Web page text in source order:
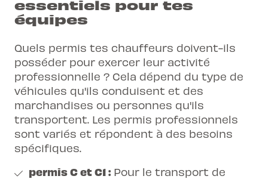
essentiels pour tes
équipes
Quels permis tes chauffeurs doivent-ils
posséder pour exercer leur activité
professionnelle ? Cela dépend du type de
véhicules qu'ils conduisent et des
marchandises ou personnes qu'ils
transportent. Les permis professionnels
sont variés et répondent à des besoins
spécifiques.
permis C et C1 : Pour le transport de